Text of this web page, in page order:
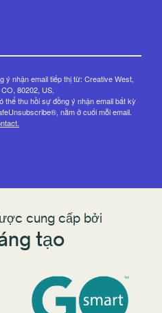
ý nhận email tiếp thị từ: Creative West,
80202, US,
thu hồi sự đồng ý nhận email bất kỳ
nằm ở cuối mỗi email.
cung cấp bởi
tạo